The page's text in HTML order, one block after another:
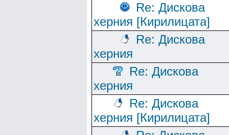
Re: Дискова
херния [Кирилицата]
Re: Дискова
херния
Re: Дискова
херния
Re: Дискова
херния [Кирилицата]